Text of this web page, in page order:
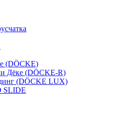
(DÖCKE)
Дёке (DÖCKE-R)
(DÖCKE LUX)
SLIDE